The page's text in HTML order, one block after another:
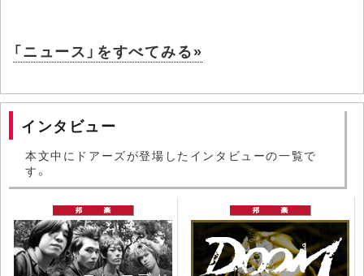
「ニュース」をすべてみる»
インタビュー
本文中にドアーズが登場したインタビューの一覧で
す。